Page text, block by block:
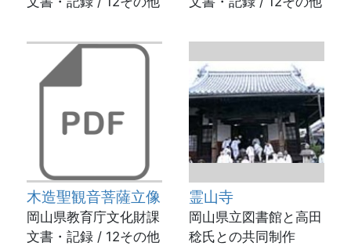
木造聖観音菩薩立像
岡山県教育庁文化財課
文書・記録 / 12その他
霊山寺
岡山県立図書館と高田
稔氏との共同制作